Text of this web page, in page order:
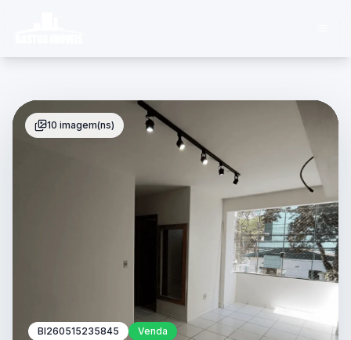
BI260515235845 Venda
10 imagem(ns)